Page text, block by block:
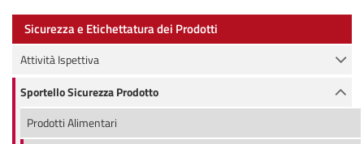
Sicurezza e Etichettatura dei Prodotti
Attività Ispettiva
Sportello Sicurezza Prodotto
Prodotti Alimentari